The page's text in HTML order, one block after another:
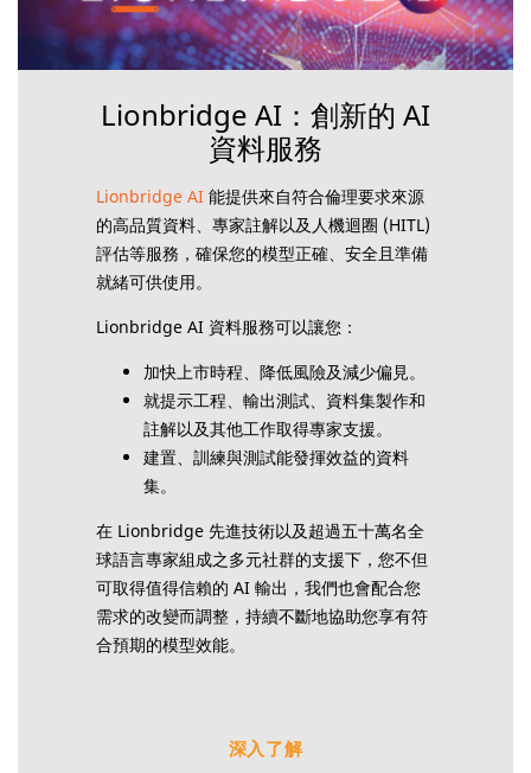
Lionbridge AI：創新的 AI
資料服務
Lionbridge AI能提供來自符合倫理要求來源
的高品質資料、專家註解以及人機迴圈 (HITL)
評估等服務，確保您的模型正確、安全且準備
就緒可供使用。
Lionbridge AI 資料服務可以讓您：
加快上市時程、降低風險及減少偏見。
就提示工程、輸出測試、資料集製作和
註解以及其他工作取得專家支援。
建置、訓練與測試能發揮效益的資料
集。
在 Lionbridge 先進技術以及超過五十萬名全
球語言專家組成之多元社群的支援下，您不但
可取得值得信賴的 AI 輸出，我們也會配合您
需求的改變而調整，持續不斷地協助您享有符
合預期的模型效能。
深入了解